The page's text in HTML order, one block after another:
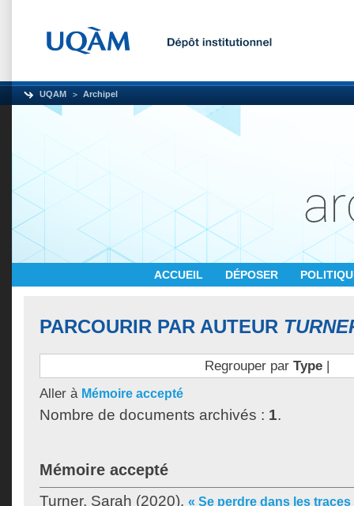
UQAM Archipel
ACCUEIL DÉPOSER
PARCOURIR PAR AUTEUR
Regrouper par Type|
Aller à Mémoire accepté
Nombre de documents archivés : 1.
Mémoire accepté
Turner, Sarah (2020). « Se perdre dans les